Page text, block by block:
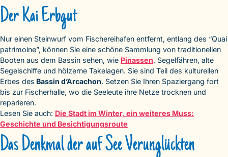
Der Kai Erbgut
Nur einen Steinwurf vom Fischereihafen entfernt, entlang des “Quai
patrimoine”, können Sie eine schöne Sammlung von traditionellen
Booten aus dem Bassin sehen, wie Pinassen, Segelfähren, alte
Segelschiffe und hölzerne Takelagen. Sie sind Teil des kulturellen
Erbes des Bassin d’Arcachon. Setzen Sie Ihren Spaziergang fort
bis zur Fischerhalle, wo die Seeleute ihre Netze trocknen und
reparieren.
Lesen Sie auch: Die Stadt im Winter, ein weiteres Muss:
Geschichte und Besichtigungsroute
Das Denkmal der auf See Verunglückten